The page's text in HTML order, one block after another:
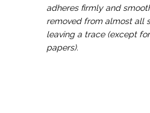
adheres firmly and
removed from almost all
leaving a trace (except
papers).